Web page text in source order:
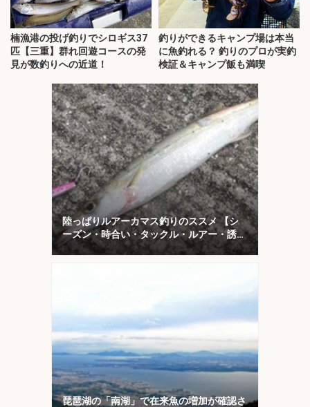
楠漁港の投げ釣りでシロギス37
匹【三重】群れ回遊コースの発
見が数釣りへの近道！
釣りができるキャンプ場は本当
に魚釣れる？ 釣りのプロが実釣
検証＆キャンプ飯も満喫
陸っぱりルアーカマス釣りのススメ 【シ
ーズン・時合い・タックル・ルアー・誘い
方を解説】
琵琶湖の「南湖」で在来魚の増加が確認さ